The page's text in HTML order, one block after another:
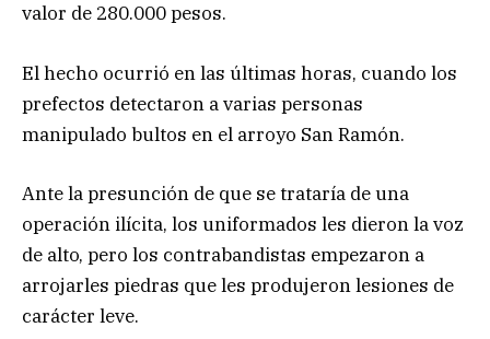
valor de 280.000 pesos.
El hecho ocurrió en las últimas horas, cuando los
prefectos detectaron a varias personas
manipulado bultos en el arroyo San Ramón.
Ante la presunción de que se trataría de una
operación ilícita, los uniformados les dieron la voz
de alto, pero los contrabandistas empezaron a
arrojarles piedras que les produjeron lesiones de
carácter leve.